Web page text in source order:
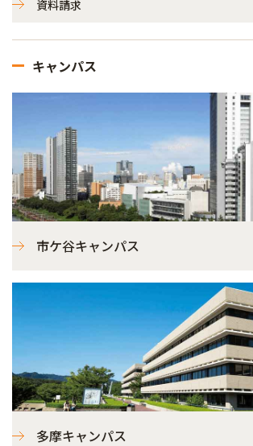
資料請求
キャンパス
市ケ谷キャンパス
多摩キャンパス